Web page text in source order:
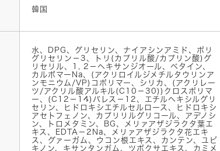
韓国
水、DPG、グリセリン、ナイアシンアミド、ポリ
グリセリン－3、トリ(カプリル酸/カプリン酸)グ
リセリル、1, 2－ヘキサンジオール、ベタイン、
カルボマーNa、(アクリロイルジメチルタウリンア
ンモニウム/VP)コポリマー、シリカ、(アクリレー
ツ/アクリル酸アルキル(C10－30))クロスポリマ
ー、(C12－14)パレス－12、エチルヘキシルグリ
セリン、ヒドロキシエチルセルロース、ヒドロキシ
アセトフェノン、カプリリルグリコール、アデノシ
ン、トロメタミン、BG、メリァアザジラクタ葉エ
キス、EDTA－2Na、メリァアザジラクタ花エキ
ス、グァーガム、ウコン根エキス、カンテン、ユビ
キノン、キサンタンガム、ツボクサエキス、カミメ